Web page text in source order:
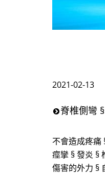
2021-02-13
脊椎側彎
不會造成疼痛
痙攣 § 發炎 §
傷害的外力 §